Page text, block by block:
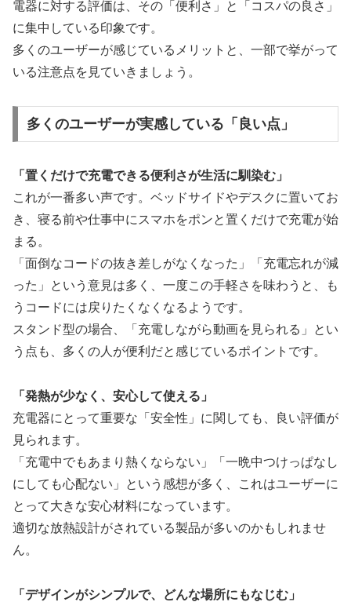
電器に対する評価は、その「便利さ」と「コスパの良さ」
に集中している印象です。
多くのユーザーが感じているメリットと、一部で挙がって
いる注意点を見ていきましょう。
多くのユーザーが実感している「良い点」
「置くだけで充電できる便利さが生活に馴染む」
これが一番多い声です。ベッドサイドやデスクに置いてお
き、寝る前や仕事中にスマホをポンと置くだけで充電が始
まる。
「面倒なコードの抜き差しがなくなった」「充電忘れが減
った」という意見は多く、一度この手軽さを味わうと、も
うコードには戻りたくなくなるようです。
スタンド型の場合、「充電しながら動画を見られる」とい
う点も、多くの人が便利だと感じているポイントです。
「発熱が少なく、安心して使える」
充電器にとって重要な「安全性」に関しても、良い評価が
見られます。
「充電中でもあまり熱くならない」「一晩中つけっぱなし
にしても心配ない」という感想が多く、これはユーザーに
とって大きな安心材料になっています。
適切な放熱設計がされている製品が多いのかもしれませ
ん。
「デザインがシンプルで、どんな場所にもなじむ」